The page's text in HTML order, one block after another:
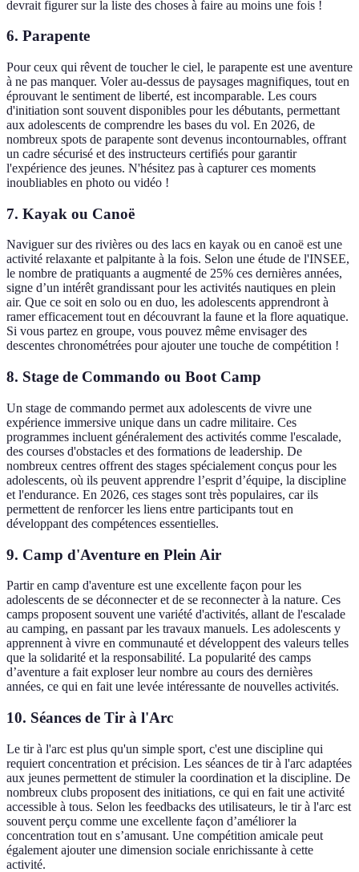
devrait figurer sur la liste des choses à faire au moins une fois !
6. Parapente
Pour ceux qui rêvent de toucher le ciel, le parapente est une aventure
à ne pas manquer. Voler au-dessus de paysages magnifiques, tout en
éprouvant le sentiment de liberté, est incomparable. Les cours
d'initiation sont souvent disponibles pour les débutants, permettant
aux adolescents de comprendre les bases du vol. En 2026, de
nombreux spots de parapente sont devenus incontournables, offrant
un cadre sécurisé et des instructeurs certifiés pour garantir
l'expérience des jeunes. N'hésitez pas à capturer ces moments
inoubliables en photo ou vidéo !
7. Kayak ou Canoë
Naviguer sur des rivières ou des lacs en kayak ou en canoë est une
activité relaxante et palpitante à la fois. Selon une étude de l'INSEE,
le nombre de pratiquants a augmenté de 25% ces dernières années,
signe d’un intérêt grandissant pour les activités nautiques en plein
air. Que ce soit en solo ou en duo, les adolescents apprendront à
ramer efficacement tout en découvrant la faune et la flore aquatique.
Si vous partez en groupe, vous pouvez même envisager des
descentes chronométrées pour ajouter une touche de compétition !
8. Stage de Commando ou Boot Camp
Un stage de commando permet aux adolescents de vivre une
expérience immersive unique dans un cadre militaire. Ces
programmes incluent généralement des activités comme l'escalade,
des courses d'obstacles et des formations de leadership. De
nombreux centres offrent des stages spécialement conçus pour les
adolescents, où ils peuvent apprendre l’esprit d’équipe, la discipline
et l'endurance. En 2026, ces stages sont très populaires, car ils
permettent de renforcer les liens entre participants tout en
développant des compétences essentielles.
9. Camp d'Aventure en Plein Air
Partir en camp d'aventure est une excellente façon pour les
adolescents de se déconnecter et de se reconnecter à la nature. Ces
camps proposent souvent une variété d'activités, allant de l'escalade
au camping, en passant par les travaux manuels. Les adolescents y
apprennent à vivre en communauté et développent des valeurs telles
que la solidarité et la responsabilité. La popularité des camps
d’aventure a fait exploser leur nombre au cours des dernières
années, ce qui en fait une levée intéressante de nouvelles activités.
10. Séances de Tir à l'Arc
Le tir à l'arc est plus qu'un simple sport, c'est une discipline qui
requiert concentration et précision. Les séances de tir à l'arc adaptées
aux jeunes permettent de stimuler la coordination et la discipline. De
nombreux clubs proposent des initiations, ce qui en fait une activité
accessible à tous. Selon les feedbacks des utilisateurs, le tir à l'arc est
souvent perçu comme une excellente façon d’améliorer la
concentration tout en s’amusant. Une compétition amicale peut
également ajouter une dimension sociale enrichissante à cette
activité.